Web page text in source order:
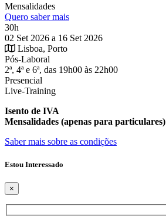
Mensalidades
Quero saber mais
30h
02 Set 2026 a 16 Set 2026
Lisboa, Porto
Pós-Laboral
2ª, 4ª e 6ª, das 19h00 às 22h00
Presencial
Live-Training
Isento de IVA
Mensalidades (apenas para particulares)
Saber mais sobre as condições
Estou Interessado
×